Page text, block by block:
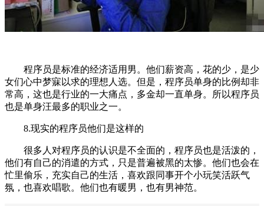
程序员是标准的经济适用男。他们薪资高，花的少，是少
女们心中梦寐以求的理想人选。但是，程序员单身的比例却非
常高，这也是行业的一大痛点，多金却一直单身。所以程序员
也是单身汪最多的职业之一。
8.现实的程序员他们是这样的
很多人对程序员的认识是不全面的，程序员也是活泼的，
他们有自己的消遣的方式，只是普遍被黑的太惨。他们也会在
忙里偷乐，充实自己的生活，喜欢跟同事开个小玩笑活跃气
氛，也喜欢唱歌。他们也有暖男，也有男神范。